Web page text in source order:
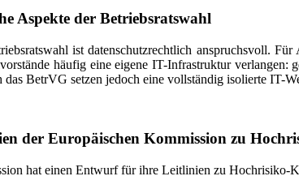
Aspekte der Betriebsratswahl
ist datenschutzrechtlich anspruchsvoll.
häufig eine eigene IT-Infrastruktur
BetrVG setzen jedoch eine vollständig isolierte IT-
der Europäischen Kommission zu
hat einen Entwurf für ihre Leitlinien zu